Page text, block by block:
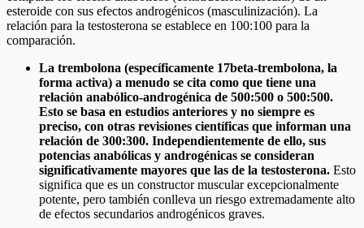
esteroide con sus efectos androgénicos (masculinización). La
relación para la testosterona se establece en 100:100 para la
comparación.
La trembolona (específicamente 17beta-trembolona, la
forma activa) a menudo se cita como que tiene una
relación anabólico-androgénica de 500:500 o 500:500.
Esto se basa en estudios anteriores y no siempre es
preciso, con otras revisiones científicas que informan una
relación de 300:300. Independientemente de ello, sus
potencias anabólicas y androgénicas se consideran
significativamente mayores que las de la testosterona. Esto
significa que es un constructor muscular excepcionalmente
potente, pero también conlleva un riesgo extremadamente alto
de efectos secundarios androgénicos graves.